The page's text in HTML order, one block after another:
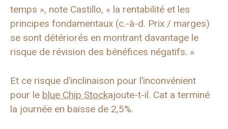
temps », note Castillo, « la rentabilité et les
principes fondamentaux (c.-à-d. Prix / marges)
se sont détériorés en montrant davantage le
risque de révision des bénéfices négatifs. »
Et ce risque d’inclinaison pour l’inconvénient
pour le blue Chip Stockajoute-t-il. Cat a terminé
la journée en baisse de 2,5%.